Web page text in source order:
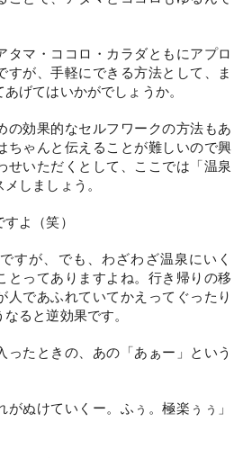
タマ・ココロ・カラダともにアプロ
すが、手軽にできる方法として、ま
げてはいかがでしょうか。
の効果的なセルフワークの方法もあ
ちゃんと伝えることが難しいので興
せいただくとして、ここでは「温泉
しましょう。
よ（笑）
すが、でも、わざわざ温泉にいく
とってありますよね。行き帰りの移
人であふれていてかえってぐったり
ると逆効果です。
ったときの、あの「あぁー」という
がぬけていくー。ふぅ。極楽ぅぅ」